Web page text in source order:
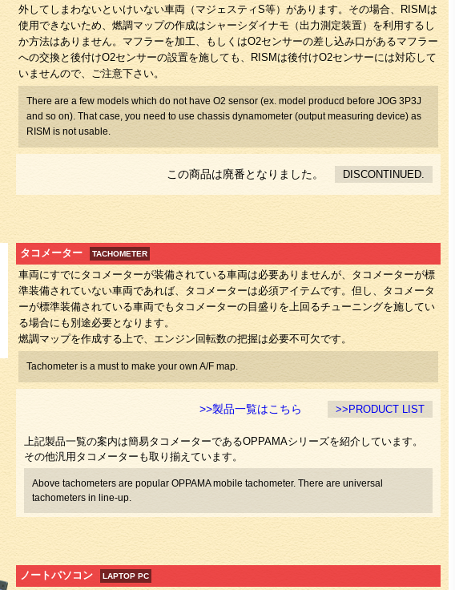
外してしまわないといけいない車両（マジェスティS等）があります。その場合、RISMは
使用できないため、燃調マップの作成はシャーシダイナモ（出力測定装置）を利用するし
か方法はありません。マフラーを加工、もしくはO2センサーの差し込み口があるマフラー
への交換と後付けO2センサーの設置を施しても、RISMは後付けO2センサーには対応して
いませんので、ご注意下さい。
There are a few models which do not have O2 sensor (ex. model producd before JOG 3P3J
and so on). That case, you need to use chassis dynamometer (output measuring device) as
RISM is not usable.
この商品は廃番となりました。 DISCONTINUED.
タコメーター TACHOMETER
車両にすでにタコメーターが装備されている車両は必要ありませんが、タコメーターが標
準装備されていない車両であれば、タコメーターは必須アイテムです。但し、タコメータ
ーが標準装備されている車両でもタコメーターの目盛りを上回るチューニングを施してい
る場合にも別途必要となります。
燃調マップを作成する上で、エンジン回転数の把握は必要不可欠です。
Tachometer is a must to make your own A/F map.
>>製品一覧はこちら >>PRODUCT LIST
上記製品一覧の案内は簡易タコメーターであるOPPAMAシリーズを紹介しています。
その他汎用タコメーターも取り揃えています。
Above tachometers are popular OPPAMA mobile tachometer. There are universal
tachometers in line-up.
ノートパソコン LAPTOP PC